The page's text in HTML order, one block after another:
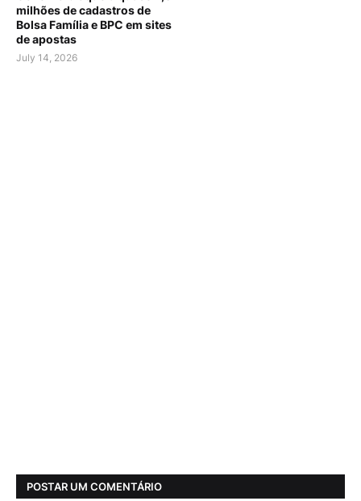
milhões de cadastros de
Bolsa Família e BPC em sites
de apostas
July 14, 2026
POSTAR UM COMENTÁRIO